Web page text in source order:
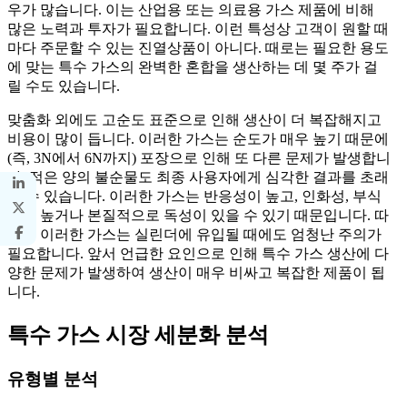
우가 많습니다. 이는 산업용 또는 의료용 가스 제품에 비해
많은 노력과 투자가 필요합니다. 이런 특성상 고객이 원할 때
마다 주문할 수 있는 진열상품이 아니다. 때로는 필요한 용도
에 맞는 특수 가스의 완벽한 혼합을 생산하는 데 몇 주가 걸
릴 수도 있습니다.
맞춤화 외에도 고순도 표준으로 인해 생산이 더 복잡해지고
비용이 많이 듭니다. 이러한 가스는 순도가 매우 높기 때문에
(즉, 3N에서 6N까지) 포장으로 인해 또 다른 문제가 발생합니
다. 적은 양의 불순물도 최종 사용자에게 심각한 결과를 초래
할 수 있습니다. 이러한 가스는 반응성이 높고, 인화성, 부식
성이 높거나 본질적으로 독성이 있을 수 있기 때문입니다. 따
라서 이러한 가스는 실린더에 유입될 때에도 엄청난 주의가
필요합니다. 앞서 언급한 요인으로 인해 특수 가스 생산에 다
양한 문제가 발생하여 생산이 매우 비싸고 복잡한 제품이 됩
니다.
특수 가스 시장 세분화 분석
유형별 분석